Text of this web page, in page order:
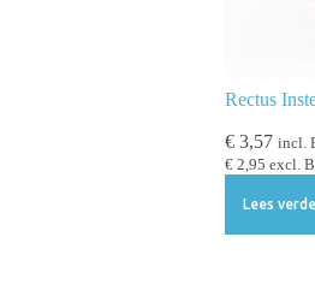
Rectus
€ 3,57 incl.
€ 2,95 excl.
Lees